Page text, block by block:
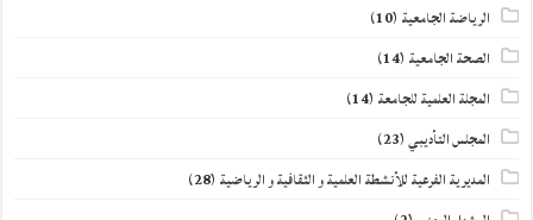
الرياضة الجامعية (10)
الصحة الجامعية (14)
المجلة العلمية للجامعة (14)
المجلس التأديبي(23)
المديرية الفرعية للأنشطة العلمية و الثقافية و الرياضية (28)